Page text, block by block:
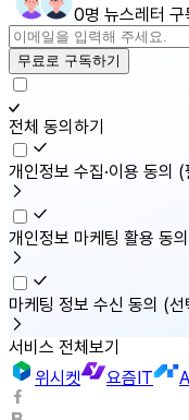
0명 뉴스레터 구
무료로 구독하기
전체 동의하기
개인정보 수집·이용 동의 (
개인정보 마케팅 활용 동의
마케팅 정보 수신 동의 (선
서비스 전체보기
위시켓
요즘IT